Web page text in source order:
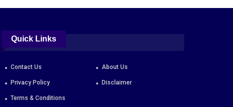
Quick Links
Contact Us About Us
Privacy Policy Disclaimer
Terms & Conditions